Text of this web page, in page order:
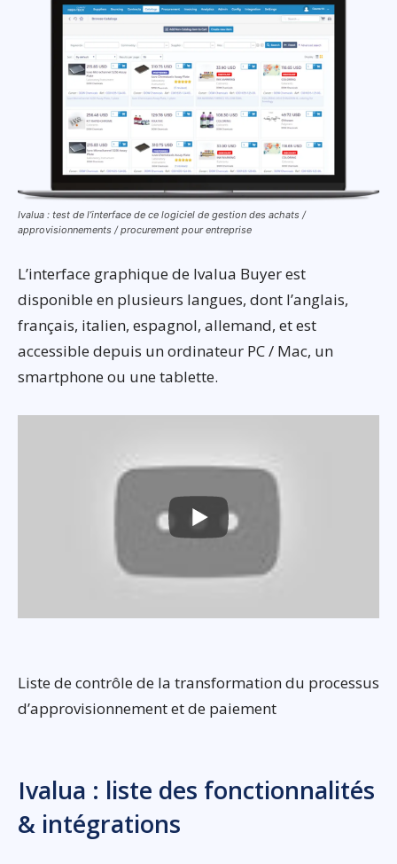
Ivalua : test de l’interface de ce logiciel de gestion des achats /
approvisionnements / procurement pour entreprise
L’interface graphique de Ivalua Buyer est
disponible en plusieurs langues, dont l’anglais,
français, italien, espagnol, allemand, et est
accessible depuis un ordinateur PC / Mac, un
smartphone ou une tablette.
Liste de contrôle de la transformation du processus
d’approvisionnement et de paiement
Ivalua : liste des fonctionnalités
& intégrations